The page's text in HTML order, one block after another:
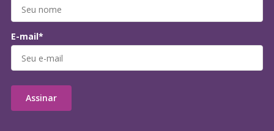
E-mail*
Assinar